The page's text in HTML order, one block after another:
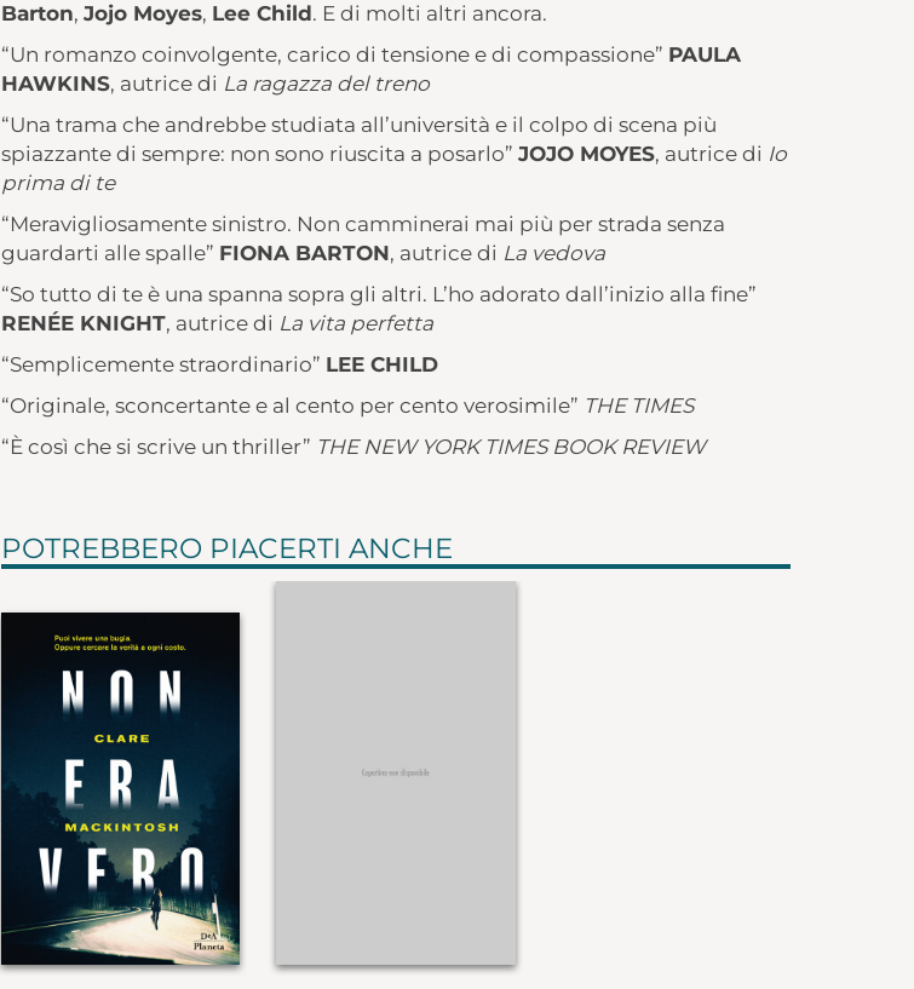
Barton, Jojo Moyes, Lee Child. E di molti altri ancora.
“Un romanzo coinvolgente, carico di tensione e di compassione” PAULA
HAWKINS, autrice di La ragazza del treno
“Una trama che andrebbe studiata all’università e il colpo di scena più
spiazzante di sempre: non sono riuscita a posarlo” JOJO MOYES, autrice di Io
prima di te
“Meravigliosamente sinistro. Non camminerai mai più per strada senza
guardarti alle spalle” FIONA BARTON, autrice di La vedova
“So tutto di te è una spanna sopra gli altri. L’ho adorato dall’inizio alla fine”
RENÉE KNIGHT, autrice di La vita perfetta
“Semplicemente straordinario” LEE CHILD
“Originale, sconcertante e al cento per cento verosimile” THE TIMES
“È così che si scrive un thriller” THE NEW YORK TIMES BOOK REVIEW
POTREBBERO PIACERTI ANCHE